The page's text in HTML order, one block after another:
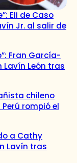
Eli de Caso
Jr. al salir de
Fran García-
León tras
chileno
rompió el
a Cathy
Lavín tras